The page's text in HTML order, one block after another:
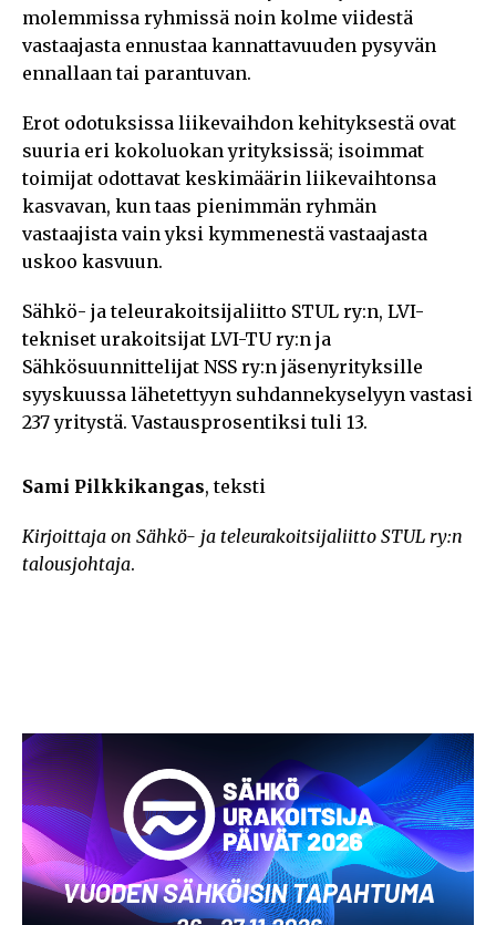
molemmissa ryhmissä noin kolme viidestä
vastaajasta ennustaa kannattavuuden pysyvän
ennallaan tai parantuvan.
Erot odotuksissa liikevaihdon kehityksestä ovat
suuria eri kokoluokan yrityksissä; isoimmat
toimijat odottavat keskimäärin liikevaihtonsa
kasvavan, kun taas pienimmän ryhmän
vastaajista vain yksi kymmenestä vastaajasta
uskoo kasvuun.
Sähkö- ja teleurakoitsijaliitto STUL ry:n, LVI-
tekniset urakoitsijat LVI-TU ry:n ja
Sähkösuunnittelijat NSS ry:n jäsenyrityksille
syyskuussa lähetettyyn suhdannekyselyyn vastasi
237 yritystä. Vastausprosentiksi tuli 13.
Sami Pilkkikangas, teksti
Kirjoittaja on Sähkö- ja teleurakoitsijaliitto STUL ry:n
talousjohtaja.